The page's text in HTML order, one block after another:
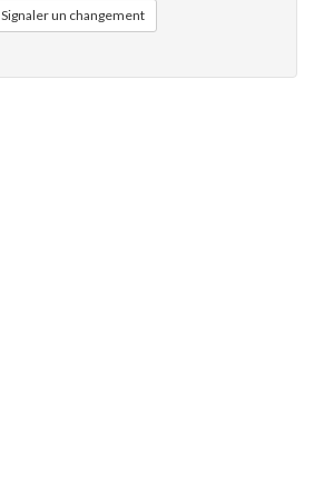
Signaler un changement